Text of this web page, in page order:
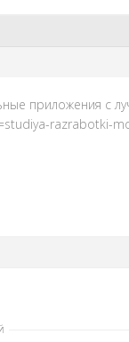
приложения с
razrabotki-